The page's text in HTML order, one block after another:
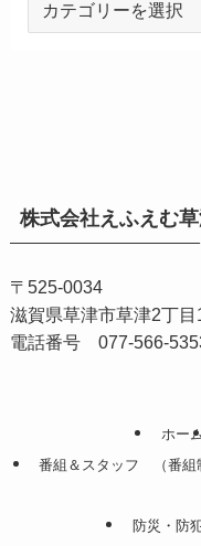
ブ
株式会社えふえむ
〒525-0034
滋賀県草津市草津2丁目
電話番号 077-566-
ホー
番組＆スタッフ （番組
防災・防